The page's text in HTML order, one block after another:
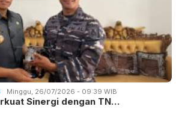
Minggu, 26/07/2026 - 09:39 WIB
Sinergi dengan TN…